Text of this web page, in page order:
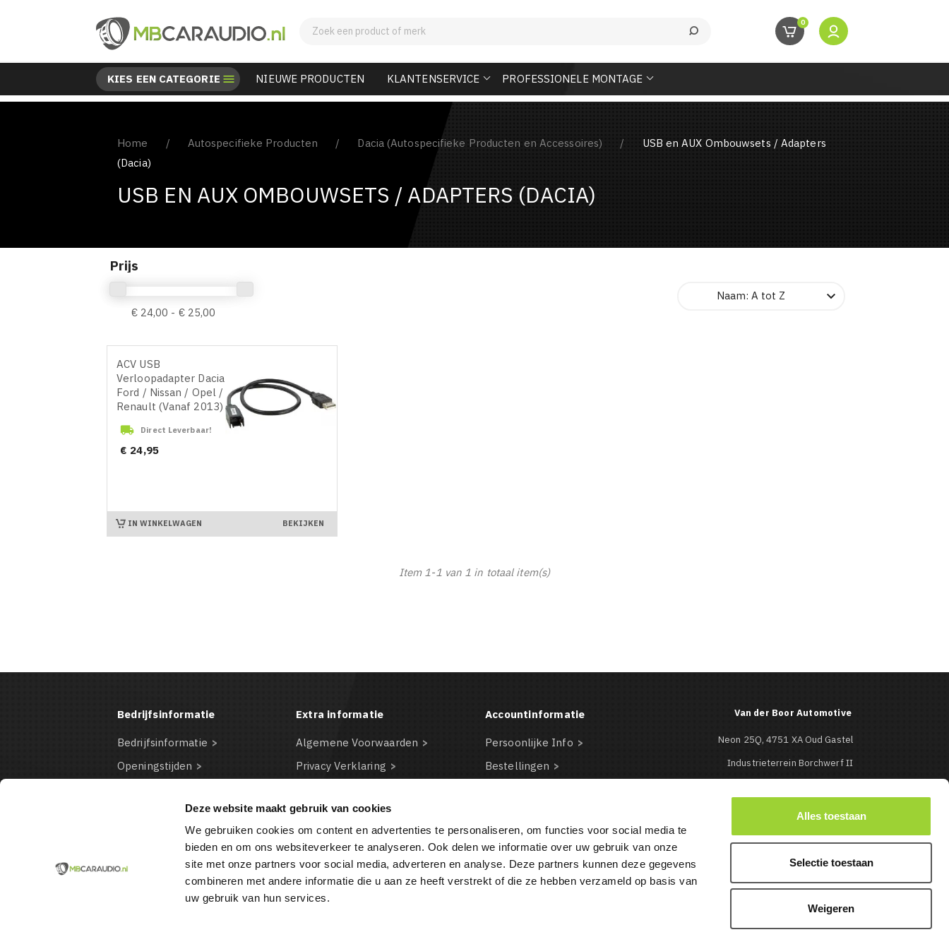
Deze website maakt gebruik van cookies
We gebruiken cookies om content en advertenties te personaliseren, om functies voor social media te
bieden en om ons websiteverkeer te analyseren. Ook delen we informatie over uw gebruik van onze
site met onze partners voor social media, adverteren en analyse. Deze partners kunnen deze gegevens
combineren met andere informatie die u aan ze heeft verstrekt of die ze hebben verzameld op basis van
uw gebruik van hun services.
Alles toestaan
Selectie toestaan
Weigeren
0
KIES EEN CATEGORIE  NIEUWE PRODUCTEN KLANTENSERVICE PROFESSIONELE MONTAGE
Home Autospecifieke Producten Dacia (Autospecifieke Producten en Accessoires)
USB en AUX Ombouwsets / Adapters
(Dacia)
USB EN AUX OMBOUWSETS / ADAPTERS (DACIA)
Prijs
€ 24,00 - € 25,00
Naam: A tot Z 
ACV USB
Verloopadapter Dacia /
Ford / Nissan / Opel /
Renault (Vanaf 2013)
 Direct Leverbaar!
Prijs
€ 24,95
IN WINKELWAGEN BEKIJKEN
Item 1-1 van 1 in totaal item(s)
Bedrijfsinformatie
Bedrijfsinformatie
Openingstijden
Bestelinformatie
Betaalmogelijkheden
Extra informatie
Algemene Voorwaarden
Privacy Verklaring
Cookie beleid
VDBA
Accountinformatie
Persoonlijke Info
Bestellingen
Waardebonnen
Van der Boor Automotive
Neon 25Q, 4751 XA Oud Gastel
Industrieterrein Borchwerf II
0165-513427
 info@mbcaraudio.nl
BESTELLING ANNULEREN